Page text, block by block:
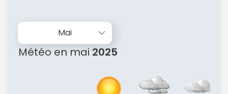
Mai
Météo en mai 2025